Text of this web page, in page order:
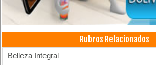
Rubros Relacionados
Belleza Integral